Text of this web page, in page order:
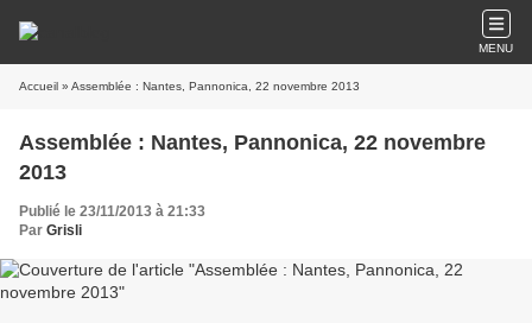
MENU
Accueil » Assemblée : Nantes, Pannonica, 22 novembre 2013
Assemblée : Nantes, Pannonica, 22 novembre
2013
Publié le 23/11/2013 à 21:33
Par Grisli